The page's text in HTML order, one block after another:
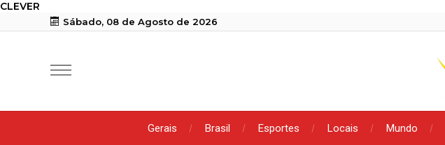
CLEVER
Sábado, 08 de Agosto de 2026
Gerais Brasil Esportes Locais Mundo